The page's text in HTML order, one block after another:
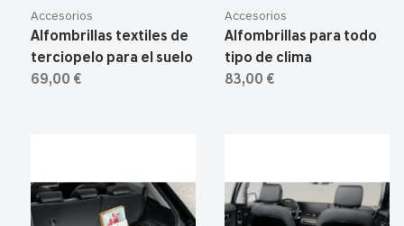
Accesorios
Alfombrillas textiles de
terciopelo para el suelo
69,00 €
Accesorios
Alfombrillas para todo
tipo de clima
83,00 €